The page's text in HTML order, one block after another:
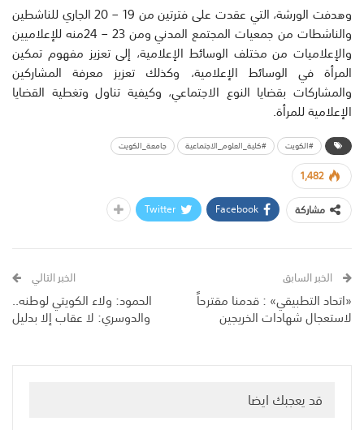
وهدفت الورشة، التي عقدت على فترتين من 19 – 20 الجاري للناشطين
والناشطات من جمعيات المجتمع المدني ومن 23 – 24منه للإعلاميين
والإعلاميات من مختلف الوسائط الإعلامية، إلى تعزيز مفهوم تمكين
المرأة في الوسائط الإعلامية، وكذلك تعزيز معرفة المشاركين
والمشاركات بقضايا النوع الاجتماعي، وكيفية تناول وتغطية القضايا
الإعلامية للمرأة.
#الكويت #كلية_العلوم_الاجتماعية جامعة_الكويت
1,482
مشاركة
Facebook
Twitter
الخبر السابق
«اتحاد التطبيقي» : قدمنا مقترحاً
لاستعجال شهادات الخريجين
الخبر التالي
الحمود: ولاء الكويتي لوطنه..
والدوسري: لا عقاب إلا بدليل
قد يعجبك ايضا